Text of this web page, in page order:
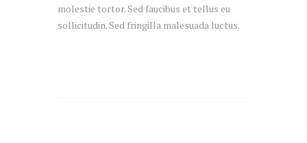
molestie tortor. Sed faucibus et tellus eu
sollicitudin. Sed fringilla malesuada luctus.